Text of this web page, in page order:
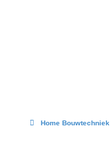
Home Bouwtechniek